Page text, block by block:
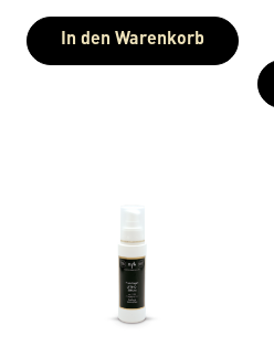
In den Warenkorb